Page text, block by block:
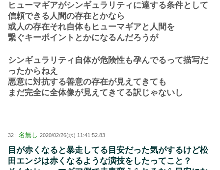
ヒューマギアがシンギュラリティに達する条件として
信頼できる人間の存在とかなら
或人の存在それ自体もヒューマギアと人間を
繋ぐキーポイントとかになるんだろうが
シンギュラリティ自体が危険性も孕んでるって描写だ
ったからねえ
悪意に対抗する善意の存在が見えてきても
まだ完全に全体像が見えてきてる訳じゃないし
32 : 名無し 2020/02/26(水) 11:41:52.83
目が赤くなると暴走してる目安だった気がするけど松
田エンジは赤くなるような演技をしたってこと？